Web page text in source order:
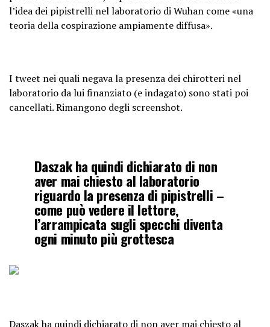
l’idea dei pipistrelli nel laboratorio di Wuhan come «una
teoria della cospirazione ampiamente diffusa».
I tweet nei quali negava la presenza dei chirotteri nel
laboratorio da lui finanziato (e indagato) sono stati poi
cancellati. Rimangono degli screenshot.
Daszak ha quindi dichiarato di non
aver mai chiesto al laboratorio
riguardo la presenza di pipistrelli –
come può vedere il lettore,
l’arrampicata sugli specchi diventa
ogni minuto più grottesca
Daszak ha quindi dichiarato di non aver mai chiesto al